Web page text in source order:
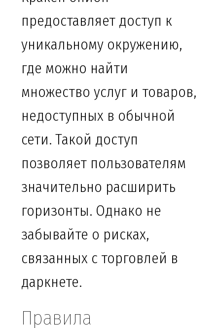
предоставляет доступ к
уникальному окружению,
где можно найти
множество услуг и товаров,
недоступных в обычной
сети. Такой доступ
позволяет пользователям
значительно расширить
горизонты. Однако не
забывайте о рисках,
связанных с торговлей в
даркнете.
Правила